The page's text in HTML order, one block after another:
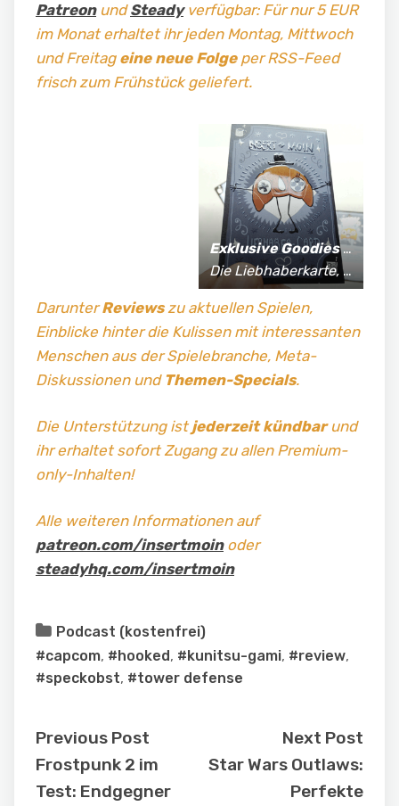
PatreonundSteadyverfügbar: Für nur 5 EUR
im Monat erhaltet ihr jeden Montag, Mittwoch
und Freitageine neue Folgeper RSS-Feed
frisch zum Frühstück geliefert.
Exklusive Goodiesfür Supporter*innen:
Die Liebhaberkarte, jährlich limitierte Fan-Shirts und vieles mehr!
DarunterReviewszu aktuellen Spielen,
Einblicke hinter die Kulissen mit interessanten
Menschen aus der Spielebranche, Meta-
Diskussionen und Themen-Specials.
Die Unterstützung istjederzeit kündbarund
ihr erhaltet sofort Zugang zu allen Premium-
only-Inhalten!
Alle weiteren Informationen auf
patreon.com/insertmoinoder
steadyhq.com/insertmoin
Podcast (kostenfrei)
#capcom, #hooked, #kunitsu-gami, #review,
#speckobst, #tower defense
Previous Post
Frostpunk 2 im
Test: Endgegner
Next Post
Star Wars Outlaws:
Perfekte